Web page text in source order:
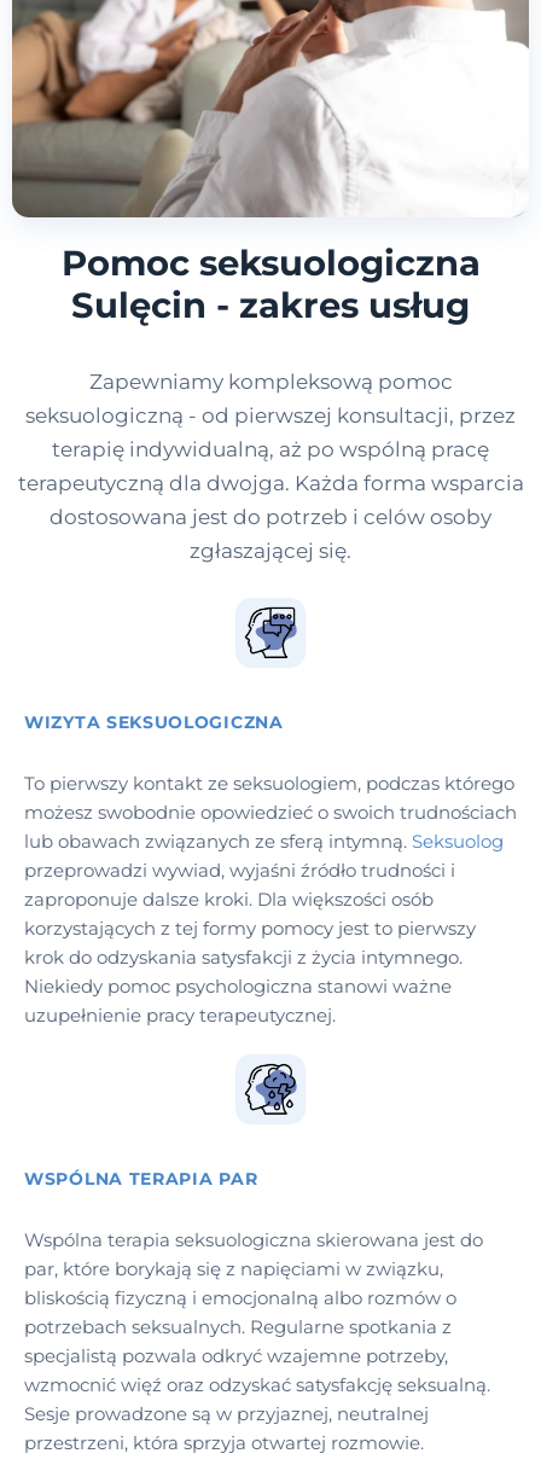
Pomoc seksuologiczna
Sulęcin - zakres usług
Zapewniamy kompleksową pomoc
seksuologiczną - od pierwszej konsultacji, przez
terapię indywidualną, aż po wspólną pracę
terapeutyczną dla dwojga. Każda forma wsparcia
dostosowana jest do potrzeb i celów osoby
zgłaszającej się.
WIZYTA SEKSUOLOGICZNA
To pierwszy kontakt ze seksuologiem, podczas którego
możesz swobodnie opowiedzieć o swoich trudnościach
lub obawach związanych ze sferą intymną. Seksuolog
przeprowadzi wywiad, wyjaśni źródło trudności i
zaproponuje dalsze kroki. Dla większości osób
korzystających z tej formy pomocy jest to pierwszy
krok do odzyskania satysfakcji z życia intymnego.
Niekiedy pomoc psychologiczna stanowi ważne
uzupełnienie pracy terapeutycznej.
WSPÓLNA TERAPIA PAR
Wspólna terapia seksuologiczna skierowana jest do
par, które borykają się z napięciami w związku,
bliskością fizyczną i emocjonalną albo rozmów o
potrzebach seksualnych. Regularne spotkania z
specjalistą pozwala odkryć wzajemne potrzeby,
wzmocnić więź oraz odzyskać satysfakcję seksualną.
Sesje prowadzone są w przyjaznej, neutralnej
przestrzeni, która sprzyja otwartej rozmowie.